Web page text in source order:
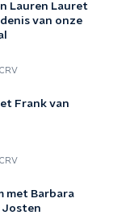
Lauren Lauret
van onze
Frank van
met Barbara
Josten